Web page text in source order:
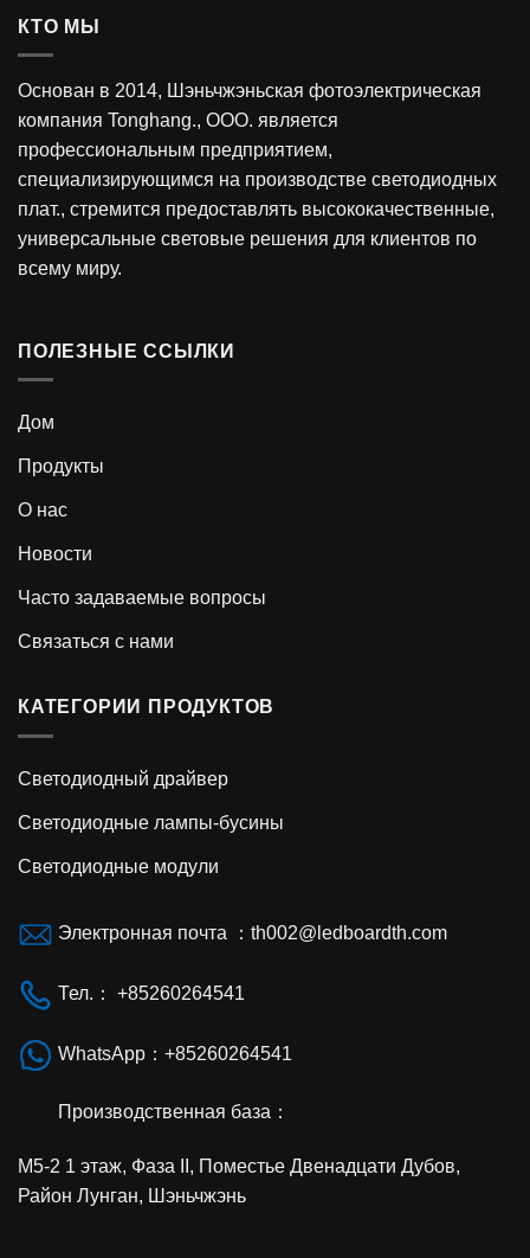
КТО МЫ
Основан в 2014, Шэньчжэньская фотоэлектрическая
компания Tonghang., ООО. является
профессиональным предприятием,
специализирующимся на производстве светодиодных
плат., стремится предоставлять высококачественные,
универсальные световые решения для клиентов по
всему миру.
ПОЛЕЗНЫЕ ССЫЛКИ
Дом
Продукты
О нас
Новости
Часто задаваемые вопросы
Связаться с нами
КАТЕГОРИИ ПРОДУКТОВ
Светодиодный драйвер
Светодиодные лампы-бусины
Светодиодные модули
Электронная почта ：th002@ledboardth.com
Тел.： +85260264541
WhatsApp：+85260264541
Производственная база：
М5-2 1 этаж, Фаза II, Поместье Двенадцати Дубов,
Район Лунган, Шэньчжэнь